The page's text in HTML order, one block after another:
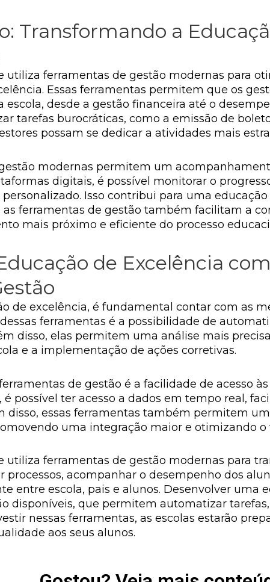
Transformando a
utiliza ferramentas de gestão modernas para
Essas ferramentas permitem que os
escola, desde a gestão financeira até o
tarefas burocráticas, como a emissão de
possam se dedicar a atividades mais
modernas permitem um
digitais, é possível monitorar o
Isso contribui para uma
ferramentas de gestão também facilitam a
mais próximo e eficiente do processo
de Excelência
de excelência, é fundamental contar com as
ferramentas é a possibilidade de
disso, elas permitem uma análise mais
e a implementação de ações corretivas.
de gestão é a facilidade de acesso
possível ter acesso a dados em tempo real,
disso, essas ferramentas também permitem
uma integração maior e otimizando
utiliza ferramentas de gestão modernas para
processos, acompanhar o desempenho dos
entre escola, pais e alunos. Desenvolver uma
disponíveis, que permitem automatizar
nessas ferramentas, as escolas estarão
aos seus alunos.